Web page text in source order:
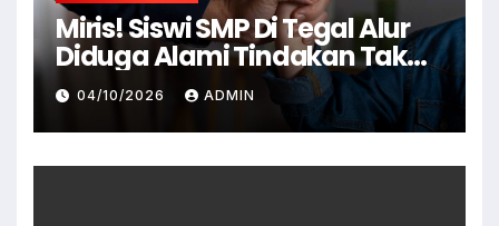
Miris! Siswi SMP Di Tegal Alur
Diduga Alami Tindakan Tak
Senonoh Di Sekolah
04/10/2026 ADMIN